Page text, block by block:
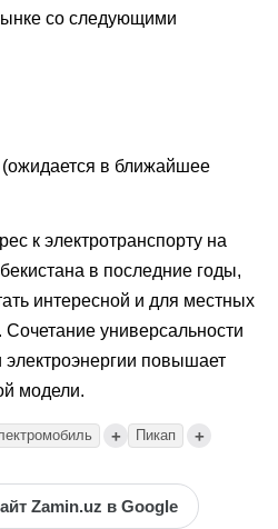
со следующими
в ближайшее
к электротранспорту на
в последние годы,
интересной и для местных
универсальности
электроэнергии повышает
модели.
+ Пикап +
Zamin.uz в Google